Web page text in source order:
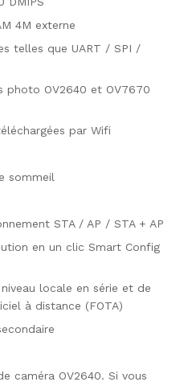
4M externe
telles que UART / SPI /
photo OV2640 et OV7670
par Wifi
sommeil
STA / AP / STA + AP
en un clic Smart Config
locale en série et de
à distance (FOTA)
caméra OV2640. Si vous